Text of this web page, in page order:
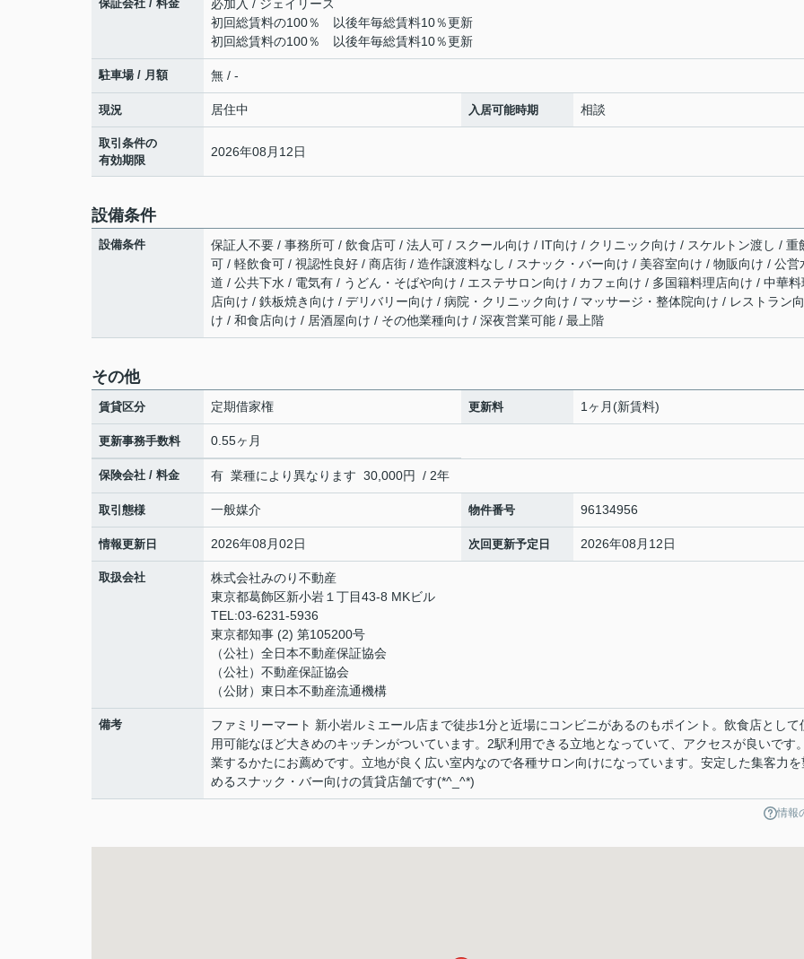
保証会社 / 料金
必加入 / ジェイリース
初回総賃料の100％ 以後年毎総賃料10％更新
初回総賃料の100％ 以後年毎総賃料10％更新
駐車場 / 月額 無 / -
現況 居住中 入居可能時期 相談
取引条件の
有効期限
2026年08月12日
設備条件
設備条件
保証人不要 / 事務所可 / 飲食店可 / 法人可 / スクール向け / IT向け / クリニック向け / スケルトン渡し / 重
可 / 軽飲食可 / 視認性良好 / 商店街 / 造作譲渡料なし / スナック・バー向け / 美容室向け / 物販向け / 公営
道 / 公共下水 / 電気有 / うどん・そばや向け / エステサロン向け / カフェ向け / 多国籍料理店向け / 中華料
店向け / 鉄板焼き向け / デリバリー向け / 病院・クリニック向け / マッサージ・整体院向け / レストラン向
け / 和食店向け / 居酒屋向け / その他業種向け / 深夜営業可能 / 最上階
その他
賃貸区分 定期借家権 更新料 1ヶ月(新賃料)
更新事務手数料 0.55ヶ月
保険会社 / 料金 有 業種により異なります 30,000円 / 2年
取引態様 一般媒介 物件番号 96134956
情報更新日 2026年08月02日 次回更新予定日 2026年08月12日
取扱会社
株式会社みのり不動産
東京都葛飾区新小岩１丁目43-8 MKビル
TEL:03-6231-5936
東京都知事 (2) 第105200号
（公社）全日本不動産保証協会
（公社）不動産保証協会
（公財）東日本不動産流通機構
備考
ファミリーマート 新小岩ルミエール店まで徒歩1分と近場にコンビニがあるのもポイント。飲食店として
用可能なほど大きめのキッチンがついています。2駅利用できる立地となっていて、アクセスが良いです
業するかたにお薦めです。立地が良く広い室内なので各種サロン向けになっています。安定した集客力を
めるスナック・バー向けの賃貸店舗です(*^_^*)
情報